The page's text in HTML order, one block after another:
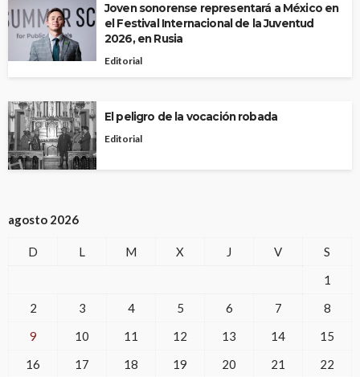
Joven sonorense representará a México en
el Festival Internacional de la Juventud
2026, en Rusia
Editorial
El peligro de la vocación robada
Editorial
agosto 2026
D L M X J V
S
1
2
3 4 5 6 7
8
9
10 11 12 13 14
15
16
17 18 19 20 21
22